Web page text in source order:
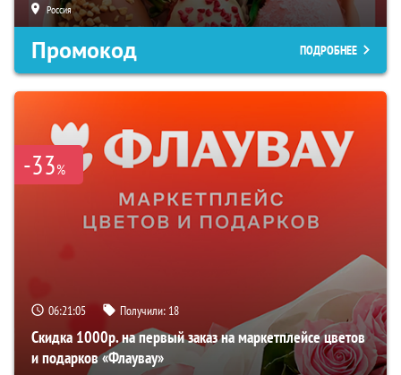
Россия
Промокод ПОДРОБНЕЕ
-33%
06:21:05 Получили: 18
Скидка 1000р. на первый заказ на маркетплейсе цветов
и подарков «Флаувау»